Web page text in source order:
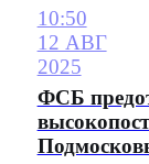
10:50
12 АВГ
2025
ФСБ